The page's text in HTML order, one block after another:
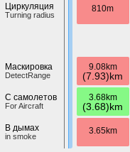
Циркуляция
Turning radius
Маскировка
DetectRange
С самолетов
For Aircraft
В дымах
in smoke
810m
9.08km
(7.93)km
3.68km
(3.68)km
3.65km